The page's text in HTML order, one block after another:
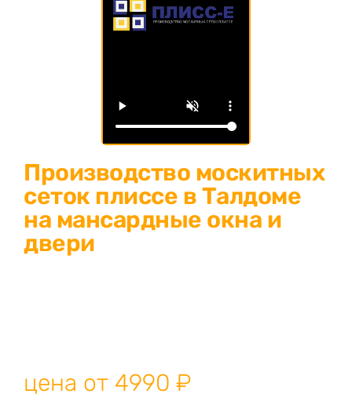
Производство москитных
сеток плиссе в Талдоме
на мансардные окна и
двери
цена от 4990 ₽